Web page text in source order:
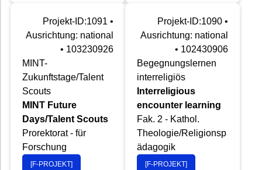
Projekt-ID:1091 •
Ausrichtung: national
• 103230926
MINT-
Zukunftstage/Talent
Scouts
MINT Future
Days/Talent Scouts
Prorektorat - für
Forschung
[F-PROJEKT]
Projekt-ID:1090 •
Ausrichtung: national
• 102430906
Begegnungslernen
interreligiös
Interreligious
encounter learning
Fak. 2 - Kathol.
Theologie/Religionsp
ädagogik
[F-PROJEKT]